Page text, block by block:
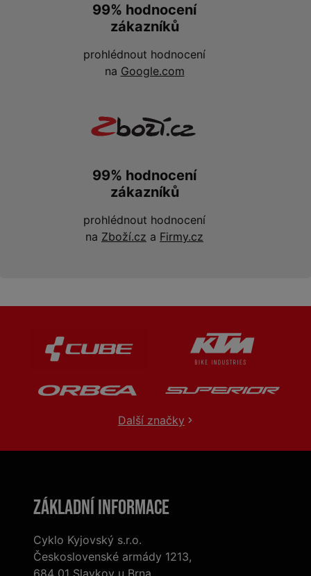
99% hodnocení
zákazníků
prohlédnout hodnocení
na Google.com
99% hodnocení
zákazníků
prohlédnout hodnocení
na Zboží.cz a Firmy.cz
Další značky
Základní informace
Cyklo Kyjovský s.r.o.
Československé armády 1213,
684 01 Slavkov u Brna